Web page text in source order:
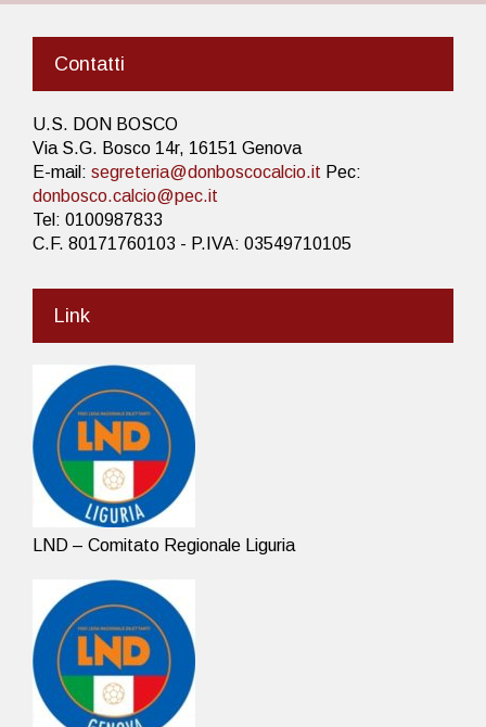
Contatti
U.S. DON BOSCO
Via S.G. Bosco 14r, 16151 Genova
E-mail: segreteria@donboscocalcio.it Pec:
donbosco.calcio@pec.it
Tel: 0100987833
C.F. 80171760103 - P.IVA: 03549710105
Link
LND – Comitato Regionale Liguria